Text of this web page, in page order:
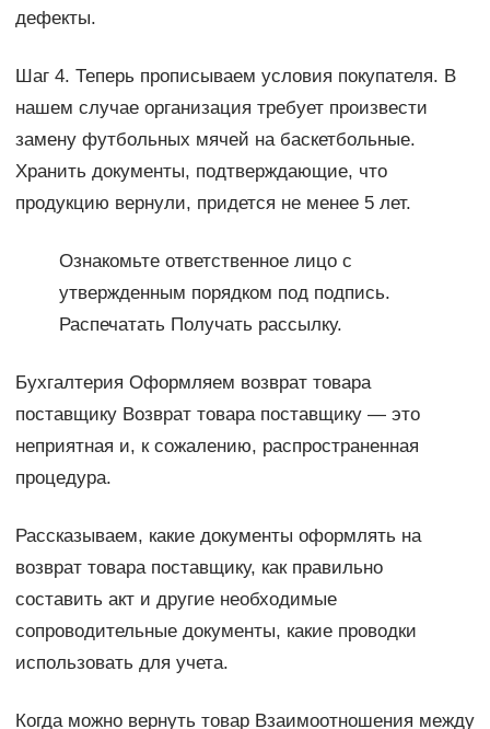
дефекты.
Шаг 4. Теперь прописываем условия покупателя. В
нашем случае организация требует произвести
замену футбольных мячей на баскетбольные.
Хранить документы, подтверждающие, что
продукцию вернули, придется не менее 5 лет.
Ознакомьте ответственное лицо с
утвержденным порядком под подпись.
Распечатать Получать рассылку.
Бухгалтерия Оформляем возврат товара
поставщику Возврат товара поставщику — это
неприятная и, к сожалению, распространенная
процедура.
Рассказываем, какие документы оформлять на
возврат товара поставщику, как правильно
составить акт и другие необходимые
сопроводительные документы, какие проводки
использовать для учета.
Когда можно вернуть товар Взаимоотношения между